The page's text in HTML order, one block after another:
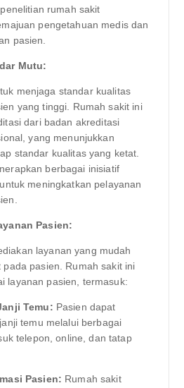
rumah sakit
pengetahuan medis dan
pasien.
Mutu:
menjaga standar kualitas
yang tinggi. Rumah sakit ini
dari badan akreditasi
yang menunjukkan
standar kualitas yang ketat.
berbagai inisiatif
meningkatkan pelayanan
Pasien:
layanan yang mudah
pasien. Rumah sakit ini
layanan pasien, termasuk:
Temu: Pasien dapat
temu melalui berbagai
telepon, online, dan tatap
Pasien: Rumah sakit